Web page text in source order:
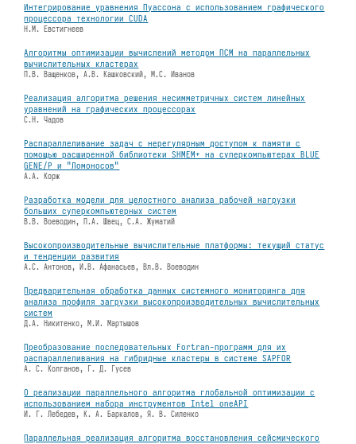
Интегрирование уравнения Пуассона с использованием графического
процессора технологии CUDA
Н.М. Евстигнеев
Алгоритмы оптимизации вычислений методом ПСМ на параллельных
вычислительных кластерах
П.В. Ващенков, А.В. Кашковский, М.С. Иванов
Реализация алгоритма решения несимметричных систем линейных
уравнений на графических процессорах
С.Н. Чадов
Распараллеливание задач с нерегулярным доступом к памяти с
помощью расширенной библиотеки SHMEM+ на суперкомпьютерах BLUE
GENE/P и "Ломоносов"
А.А. Корж
Разработка модели для целостного анализа рабочей нагрузки
больших суперкомпьютерных систем
В.В. Воеводин, П.А. Швец, С.А. Жуматий
Высокопроизводительные вычислительные платформы: текущий статус
и тенденции развития
А.С. Антонов, И.В. Афанасьев, Вл.В. Воеводин
Предварительная обработка данных системного мониторинга для
анализа профиля загрузки высокопроизводительных вычислительных
систем
Д.А. Никитенко, М.И. Мартышов
Преобразование последовательных Fortran-программ для их
распараллеливания на гибридные кластеры в системе SAPFOR
А. С. Колганов, Г. Д. Гусев
О реализации параллельного алгоритма глобальной оптимизации с
использованием набора инструментов Intel oneAPI
И. Г. Лебедев, К. А. Баркалов, Я. В. Силенко
Параллельная реализация алгоритма восстановления сейсмического